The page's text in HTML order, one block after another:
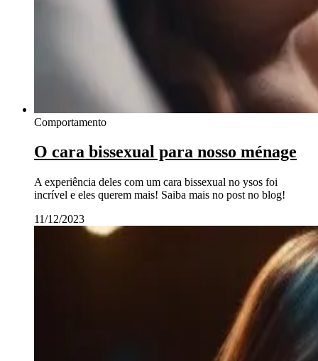
Comportamento
O cara bissexual para nosso ménage
A experiência deles com um cara bissexual no ysos foi
incrível e eles querem mais! Saiba mais no post no blog!
11/12/2023